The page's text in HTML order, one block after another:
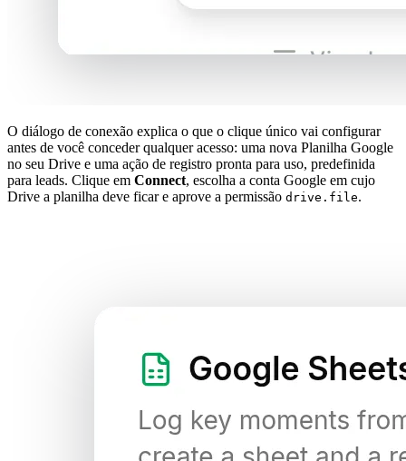
O diálogo de conexão explica o que o clique único vai configurar
antes de você conceder qualquer acesso: uma nova Planilha Google
no seu Drive e uma ação de registro pronta para uso, predefinida
para leads. Clique em Connect, escolha a conta Google em cujo
Drive a planilha deve ficar e aprove a permissão drive.file.